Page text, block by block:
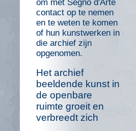
om met Segno d'Arte
contact op te nemen
en te weten te komen
of hun kunstwerken in
die archief zijn
opgenomen.
Het archief
beeldende kunst in
de openbare
ruimte groeit en
verbreedt zich